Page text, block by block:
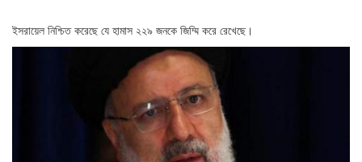
ইসরায়েল নিশ্চিত করেছে যে হামাস ২২৯ জনকে জিম্মি করে রেখেছে।